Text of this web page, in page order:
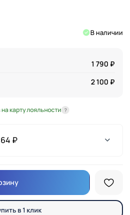
В наличии
1 790 ₽
2 100 ₽
на карту лояльности ?
₽
в 1 клик